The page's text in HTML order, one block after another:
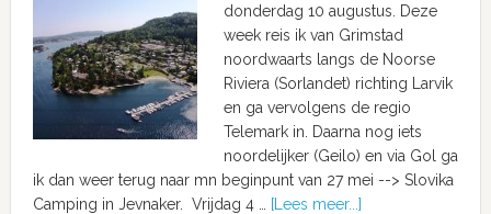
donderdag 10 augustus. Deze
week reis ik van Grimstad
noordwaarts langs de Noorse
Riviera (Sorlandet) richting Larvik
en ga vervolgens de regio
Telemark in. Daarna nog iets
noordelijker (Geilo) en via Gol ga
ik dan weer terug naar mn beginpunt van 27 mei --> Slovika
Camping in Jevnaker. Vrijdag 4 …
[Lees meer...]